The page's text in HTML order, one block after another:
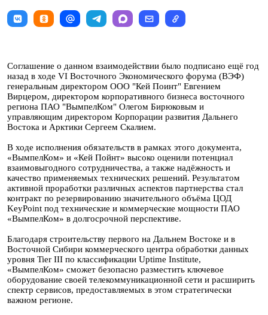
Соглашение о данном взаимодействии было подписано ещё год
назад в ходе VI Восточного Экономического форума (ВЭФ)
генеральным директором ООО "Кей Поинт" Евгением
Вирцером, директором корпоративного бизнеса восточного
региона ПАО "ВымпелКом" Олегом Бирюковым и
управляющим директором Корпорации развития Дальнего
Востока и Арктики Сергеем Скалием.
В ходе исполнения обязательств в рамках этого документа,
«ВымпелКом» и «Кей Пойнт» высоко оценили потенциал
взаимовыгодного сотрудничества, а также надёжность и
качество применяемых технических решений. Результатом
активной проработки различных аспектов партнерства стал
контракт по резервированию значительного объёма ЦОД
KeyPoint под технические и коммерческие мощности ПАО
«ВымпелКом» в долгосрочной перспективе.
Благодаря строительству первого на Дальнем Востоке и в
Восточной Сибири коммерческого центра обработки данных
уровня Tier III по классификации Uptime Institute,
«ВымпелКом» сможет безопасно разместить ключевое
оборудование своей телекоммуникационной сети и расширить
спектр сервисов, предоставляемых в этом стратегически
важном регионе.